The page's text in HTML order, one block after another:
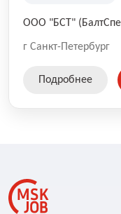
гусеничные
ООО "БСТ"
г Санкт-Петербург
Подробнее